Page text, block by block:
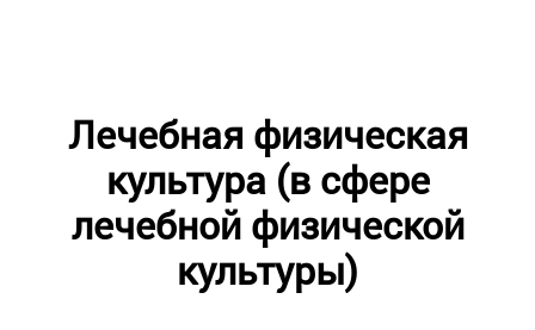
Лечебная физическая
культура (в сфере
лечебной физической
культуры)